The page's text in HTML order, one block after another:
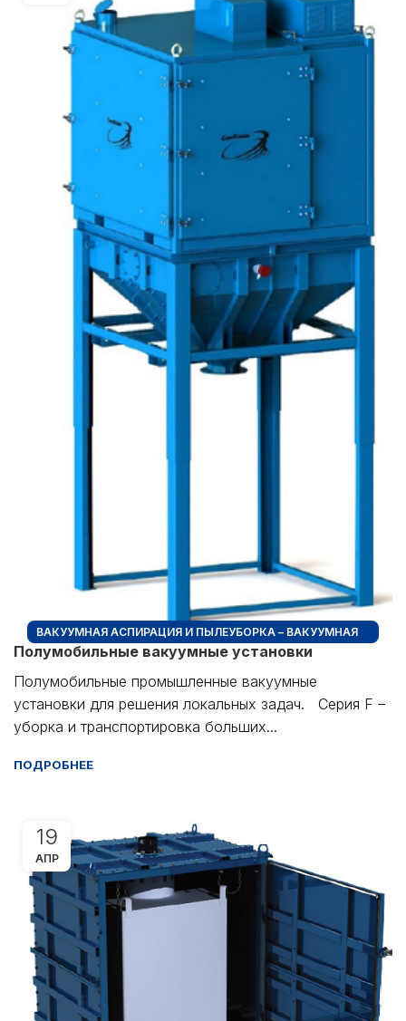
ВАКУУМНАЯ АСПИРАЦИЯ И ПЫЛЕУБОРКА – ВАКУУМНАЯ
ПЫЛЕУБОРКА + ПРОМЫШЛЕННЫЕ ПЫЛЕСОСЫ
Полумобильные вакуумные установки
Полумобильные промышленные вакуумные
установки для решения локальных задач. Серия F –
уборка и транспортировка больших...
ПОДРОБНЕЕ
19
АПР